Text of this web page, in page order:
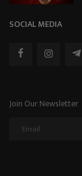
SOCIAL MEDIA
Join Our Newsletter